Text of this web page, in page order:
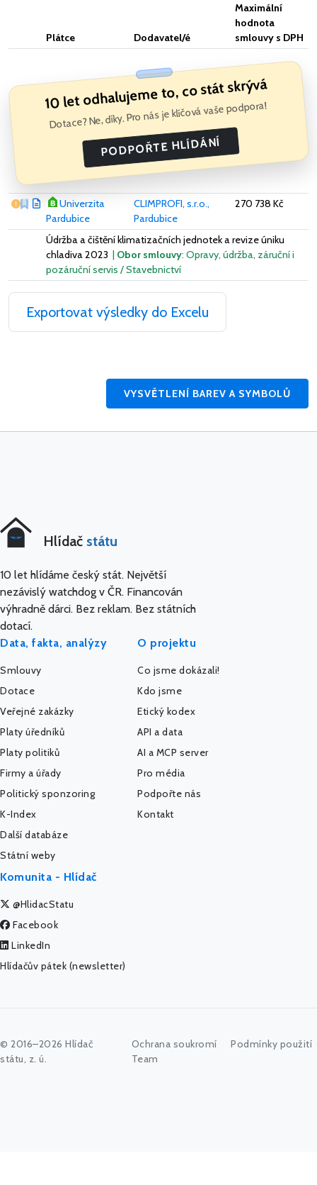
Plátce Dodavatel/é
Maximální
hodnota
smlouvy s DPH
10 let odhalujeme to, co stát skrývá
Dotace? Ne, díky. Pro nás je klíčová vaše podpora!
PODPOŘTE HLÍDÁNÍ
Vážný nedostatek
Univerzita
Pardubice
CLIMPROFI, s.r.o.,
Pardubice
270 738 Kč
Údržba a čištění klimatizačních jednotek a revize úniku
chladiva 2023 | Obor smlouvy: Opravy, údržba, záruční i
pozáruční servis / Stavebnictví
Exportovat výsledky do Excelu
VYSVĚTLENÍ BAREV A SYMBOLŮ
Hlídač státu
10 let hlídáme český stát. Největší
nezávislý watchdog v ČR. Financován
výhradně dárci. Bez reklam. Bez státních
dotací.
Data, fakta, analýzy
Smlouvy
Dotace
Veřejné zakázky
Platy úředníků
Platy politiků
Firmy a úřady
Politický sponzoring
K-Index
Další databáze
Státní weby
O projektu
Co jsme dokázali!
Kdo jsme
Etický kodex
API a data
AI a MCP server
Pro média
Podpořte nás
Kontakt
Komunita - Hlídač
@HlidacStatu
Facebook
LinkedIn
Hlídačův pátek (newsletter)
© 2016–2026 Hlídač
státu, z. ú.
Ochrana soukromí
Podmínky použití
Team